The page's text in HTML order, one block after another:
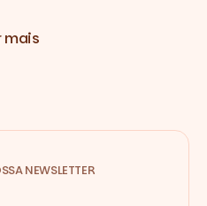
mais
NEWSLETTER